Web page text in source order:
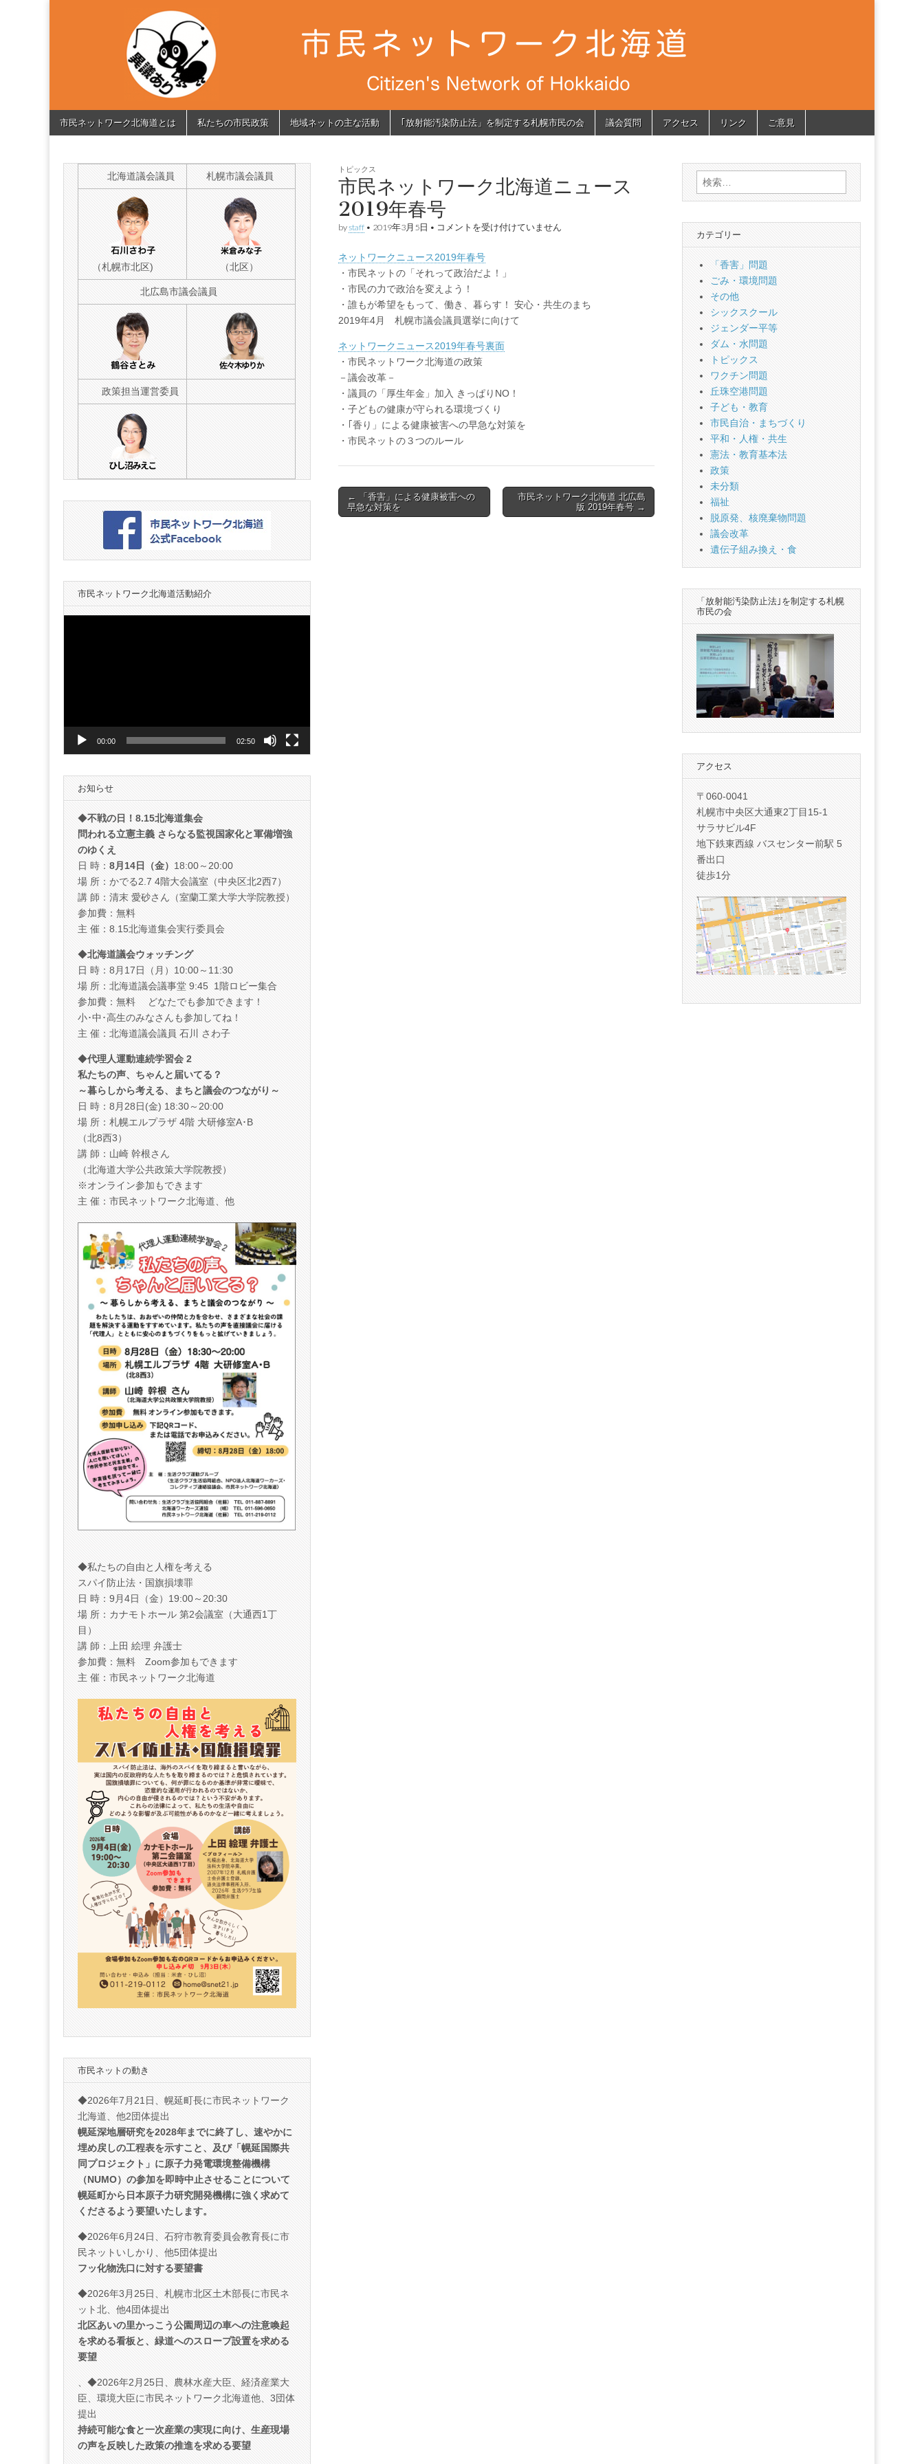
ネ
ッ
ト
ワ
ク
北
Main
menu
Skip
市民ネットワーク北海道とは 私たちの市民政策 地域ネットの主な活動 ｢放射能汚染防止法」を制定する札幌市民の会 議会質問 アクセス リンク ご意見
トピックス
市民ネットワーク北海道ニュース
2019年春号
bystaff• 2019年3月5日 • 市
ッ
ト
ー
ク
北
海
ニ
ュ
ー
2019
年
春
号
は
コメントを受け付けていません
ネットワークニュース2019年春号
・市民ネットの「それって政治だよ！」
・市民の力で政治を変えよう！
・誰もが希望をもって、働き、暮らす！ 安心・共生のまち
2019年4月 札幌市議会議員選挙に向けて
ネットワークニュース2019年春号裏面
・市民ネットワーク北海道の政策
－議会改革－
・議員の「厚生年金」加入 きっぱりNO！
・子どもの健康が守られる環境づくり
・｢香り」による健康被害への早急な対策を
・市民ネットの３つのルール
Post
navigation
← 「香害」による健康被害への
早急な対策を
市民ネットワーク北海道 北広島
版 2019年春号 →
北海道議会議員 札幌市議会議員
（札幌市北区) （北区）
北広島市議会議員
政策担当運営委員
市民ネットワーク北海道活動紹介
00:00 02:50
お知らせ
◆不戦の日！8.15北海道集会
問われる立憲主義 さらなる監視国家化と軍備増強
のゆくえ
日 時： 8月14日（金） 18:00～20:00
場 所：かでる2.7 4階大会議室（中央区北2西7）
講 師：清末 愛砂さん（室蘭工業大学大学院教授）
参加費：無料
主 催：8.15北海道集会実行委員会
◆北海道議会ウォッチング
日 時：8月17日（月）10:00～11:30
場 所：北海道議会議事堂 9:45 1階ロビー集合
参加費：無料 どなたでも参加できます！
小･中･高生のみなさんも参加してね！
主 催：北海道議会議員 石川 さわ子
◆代理人運動連続学習会 2
私たちの声、ちゃんと届いてる？
～暮らしから考える、まちと議会のつながり～
日 時：8月28日(金) 18:30～20:00
場 所：札幌エルプラザ 4階 大研修室A･B
（北8西3）
講 師：山崎 幹根さん
（北海道大学公共政策大学院教授）
※オンライン参加もできます
主 催：市民ネットワーク北海道、他
◆私たちの自由と人権を考える
スパイ防止法・国旗損壊罪
日 時：9月4日（金）19:00～20:30
場 所：カナモトホール 第2会議室（大通西1丁
目）
講 師：上田 絵理 弁護士
参加費：無料 Zoom参加もできます
主 催：市民ネットワーク北海道
市民ネットの動き
◆2026年7月21日、幌延町長に市民ネットワーク
北海道、他2団体提出
幌延深地層研究を2028年までに終了し、速やかに
埋め戻しの工程表を示すこと、及び「幌延国際共
同プロジェクト」に原子力発電環境整備機構
（NUMO）の参加を即時中止させることについて
幌延町から日本原子力研究開発機構に強く求めて
くださるよう要望いたします。
◆2026年6月24日、石狩市教育委員会教育長に市
民ネットいしかり、他5団体提出
フッ化物洗口に対する要望書
◆2026年3月25日、札幌市北区土木部長に市民ネ
ット北、他4団体提出
北区あいの里かっこう公園周辺の車への注意喚起
を求める看板と、緑道へのスロープ設置を求める
要望
、◆2026年2月25日、農林水産大臣、経済産業大
臣、環境大臣に市民ネットワーク北海道他、3団体
提出
持続可能な食と一次産業の実現に向け、生産現場
の声を反映した政策の推進を求める要望
検
索:
カテゴリー
「香害」問題
ごみ・環境問題
その他
シックスクール
ジェンダー平等
ダム・水問題
トピックス
ワクチン問題
丘珠空港問題
子ども・教育
市民自治・まちづくり
平和・人権・共生
憲法・教育基本法
政策
未分類
福祉
脱原発、核廃棄物問題
議会改革
遺伝子組み換え・食
「放射能汚染防止法｣を制定する札幌
市民の会
アクセス
〒060-0041
札幌市中央区大通東2丁目15-1
サラサビル4F
地下鉄東西線 バスセンター前駅 5
番出口
徒歩1分